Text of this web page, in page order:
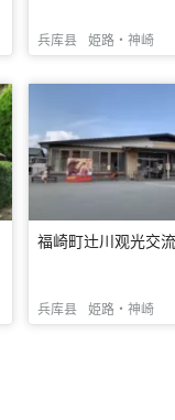
兵库县 姫路・神崎
福崎町辻川观光交
兵库县 姫路・神崎